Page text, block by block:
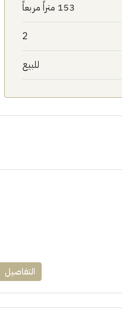
153 متراً مربعاً
2
للبيع
التفاصيل
وقسط حتي ١٠ سنوات ( عاين وحدتك)